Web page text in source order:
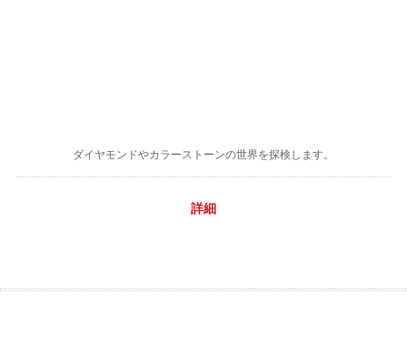
ダイヤモンドやカラーストーンの世界を探検します。
詳細